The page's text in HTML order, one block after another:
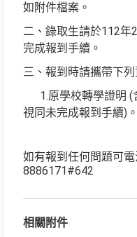
如附件檔案。
二、錄取生請於112年
完成報到手續。
三、報到時請攜帶下
1.原學校轉學證明 (
視同未完成報到手續)。
如有報到任何問題可
8886171#642
相關附件